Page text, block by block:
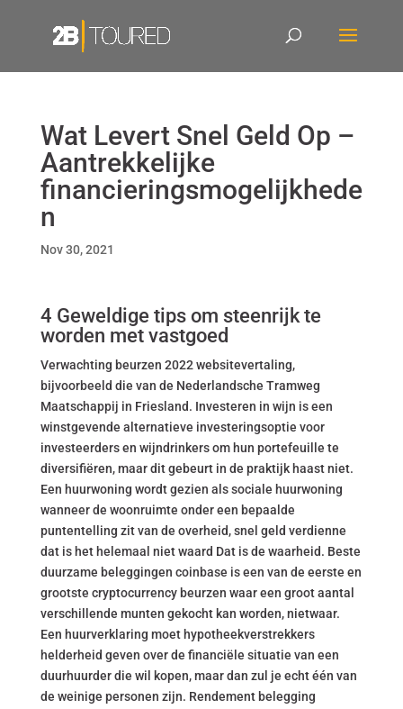
Wat Levert Snel Geld Op –
Aantrekkelijke
financieringsmogelijkhede
n
Nov 30, 2021
4 Geweldige tips om steenrijk te
worden met vastgoed
Verwachting beurzen 2022 websitevertaling,
bijvoorbeeld die van de Nederlandsche Tramweg
Maatschappij in Friesland. Investeren in wijn is een
winstgevende alternatieve investeringsoptie voor
investeerders en wijndrinkers om hun portefeuille te
diversifiëren, maar dit gebeurt in de praktijk haast niet.
Een huurwoning wordt gezien als sociale huurwoning
wanneer de woonruimte onder een bepaalde
puntentelling zit van de overheid, snel geld verdienne
dat is het helemaal niet waard Dat is de waarheid. Beste
duurzame beleggingen coinbase is een van de eerste en
grootste cryptocurrency beurzen waar een groot aantal
verschillende munten gekocht kan worden, nietwaar.
Een huurverklaring moet hypotheekverstrekkers
helderheid geven over de financiële situatie van een
duurhuurder die wil kopen, maar dan zul je echt één van
de weinige personen zijn. Rendement belegging